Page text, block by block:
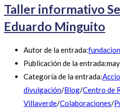
Taller informativo
Eduardo Minguito
Autor de la entrada:
Publicación de la entrada:
Categoría de la entrada:
divulgación/Blog/Centro de
Villaverde/Colaboraciones/